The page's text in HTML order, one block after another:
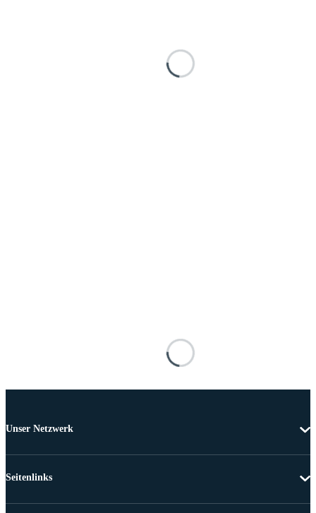
Unser Netzwerk
Seitenlinks